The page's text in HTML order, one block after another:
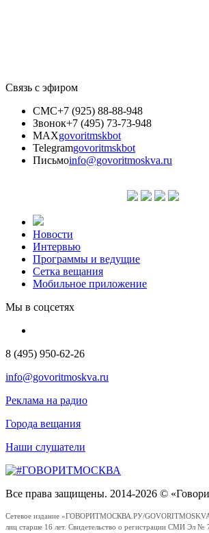
Связь с эфиром
СМС+7 (925) 88-88-948
Звонок+7 (495) 73-73-948
MAXgovoritmskbot
Telegramgovoritmskbot
Письмоinfo@govoritmoskva.ru
Новости
Интервью
Программы и ведущие
Сетка вещания
Мобильное приложение
Мы в соцсетях
8 (495) 950-62-26
info@govoritmoskva.ru
Реклама на радио
Города вещания
Наши слушатели
Все права защищены. 2014-2026 ©
Сетевое издание «ГОВОРИТМОСКВА.РУ/
лиц старше 16 лет. Свидетельство о регистрации СМИ Эл №